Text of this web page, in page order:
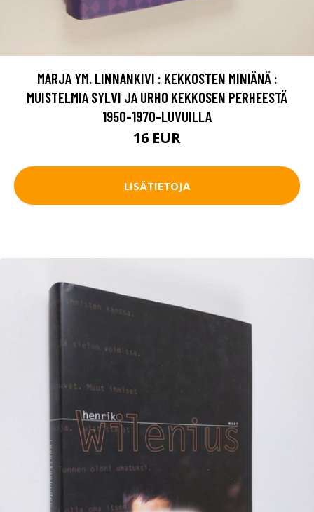
MARJA YM. LINNANKIVI : KEKKOSTEN MINIÄNÄ :
MUISTELMIA SYLVI JA URHO KEKKOSEN PERHEESTÄ
1950-1970-LUVUILLA
16 EUR
LISÄTIETOJA